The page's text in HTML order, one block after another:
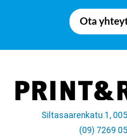
Ota
Siltasaarenkatu 1,
(09) 7269